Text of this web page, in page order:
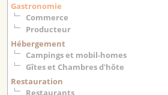
Gastronomie
Commerce
Producteur
Hébergement
Campings et mobil-homes
Gîtes et Chambres d'hôte
Restauration
Restaurants